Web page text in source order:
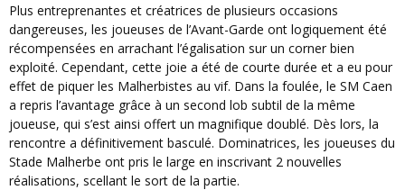
Plus entreprenantes et créatrices de plusieurs occasions
dangereuses, les joueuses de l’Avant-Garde ont logiquement été
récompensées en arrachant l’égalisation sur un corner bien
exploité. Cependant, cette joie a été de courte durée et a eu pour
effet de piquer les Malherbistes au vif. Dans la foulée, le SM Caen
a repris l’avantage grâce à un second lob subtil de la même
joueuse, qui s’est ainsi offert un magnifique doublé. Dès lors, la
rencontre a définitivement basculé. Dominatrices, les joueuses du
Stade Malherbe ont pris le large en inscrivant 2 nouvelles
réalisations, scellant le sort de la partie.